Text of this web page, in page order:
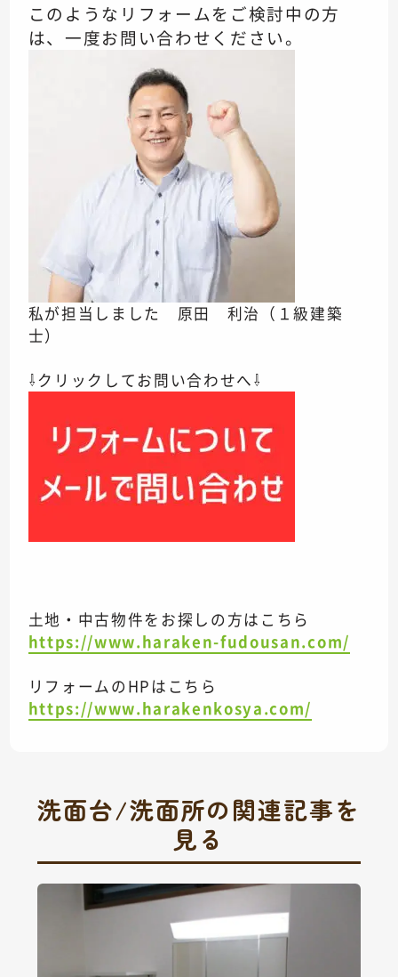
このようなリフォームをご検討中の方
は、一度お問い合わせください。
私が担当しました 原田 利治（１級建築
士）
⇩クリックしてお問い合わせへ⇩
土地・中古物件をお探しの方はこちら
https://www.haraken-fudousan.com/
リフォームのHPはこちら
https://www.harakenkosya.com/
洗面台/洗面所の関連記事を
見る